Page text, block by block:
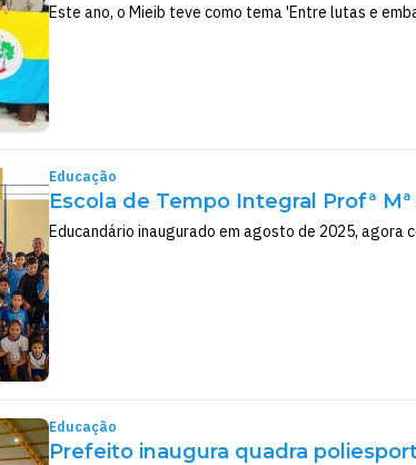
Este ano, o Mieib teve como tema 'Entre lutas e
Educação
Escola de Tempo Integral Profª
Educandário inaugurado em agosto de 2025,
Educação
Prefeito inaugura quadra